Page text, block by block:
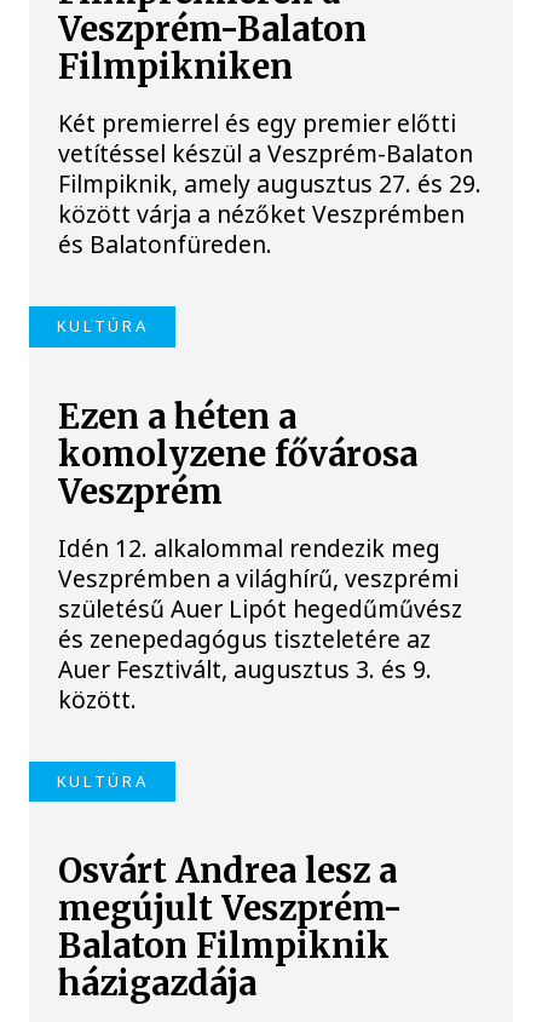
Veszprém-Balaton
Filmpikniken
Két premierrel és egy premier előtti
vetítéssel készül a Veszprém-Balaton
Filmpiknik, amely augusztus 27. és 29.
között várja a nézőket Veszprémben
és Balatonfüreden.
KULTÚRA
Ezen a héten a
komolyzene fővárosa
Veszprém
Idén 12. alkalommal rendezik meg
Veszprémben a világhírű, veszprémi
születésű Auer Lipót hegedűművész
és zenepedagógus tiszteletére az
Auer Fesztivált, augusztus 3. és 9.
között.
KULTÚRA
Osvárt Andrea lesz a
megújult Veszprém-
Balaton Filmpiknik
házigazdája